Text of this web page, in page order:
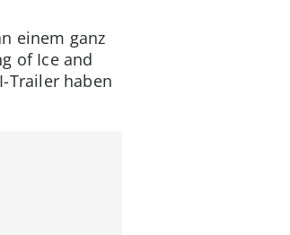
einem ganz
of Ice and
Trailer haben